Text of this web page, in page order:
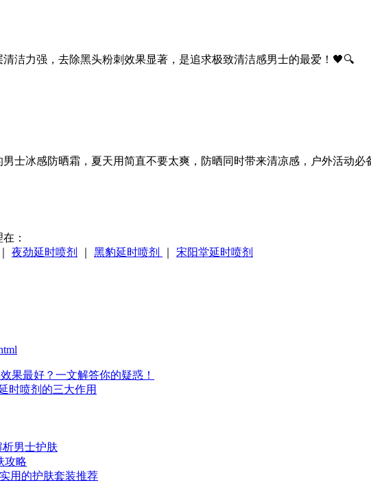
洁力强，去除黑头粉刺效果显著，是追求极致清洁感男士的最爱！🖤🔍
士冰感防晒霜，夏天用简直不要太爽，防晒同时带来清凉感，户外活动必
：
夜劲延时喷剂 黑豹延时喷剂 宋阳堂延时喷剂
果最好？一文解答你的疑惑！
时喷剂的三大作用
男士护肤
攻略
用的护肤套装推荐